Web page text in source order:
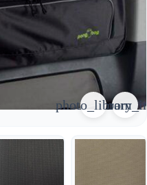
zoom_in
photo_library